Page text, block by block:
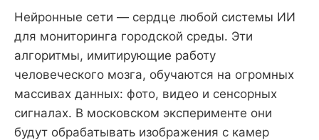
Нейронные сети — сердце любой системы ИИ
для мониторинга городской среды. Эти
алгоритмы, имитирующие работу
человеческого мозга, обучаются на огромных
массивах данных: фото, видео и сенсорных
сигналах. В московском эксперименте они
будут обрабатывать изображения с камер